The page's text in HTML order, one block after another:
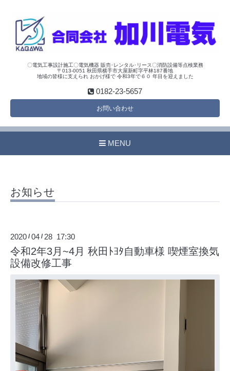
〇電気工事設計施工〇電気機器 販売･レンタル･リース〇消防設備等点検業務
〒013-0051 秋田県横手市大屋新町字平林187番地
地域の皆様に支えられ おかげ様で 令和3年で６０ 年目を迎えました
0182-23-5657
お問い合わせ
MENU
お知らせ
2020 /04 / 28 17:30
令和2年3月~4月 秋田ﾄﾖﾀ自動車様 喫煙室換気
設備改修工事